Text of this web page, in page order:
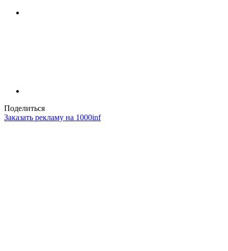
Поделиться
Заказать рекламу на 1000inf